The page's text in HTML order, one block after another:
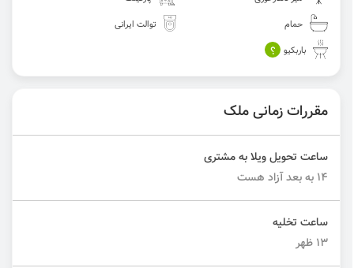
حمام
توالت ایرانی
باربکیو
؟
مقررات زمانی ملک
ساعت تحویل ویلا به مشتری
۱۴ به بعد آزاد هست
ساعت تخلیه
۱۳ ظهر